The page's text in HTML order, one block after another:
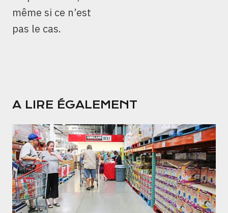
même si ce n’est
pas le cas.
A LIRE ÉGALEMENT